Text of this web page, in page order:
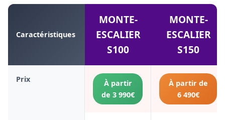
Caractéristiques
MONTE-
ESCALIER
S100
MONTE-
ESCALIER
S150
Prix
À partir
de 3 990€
À partir de
6 490€